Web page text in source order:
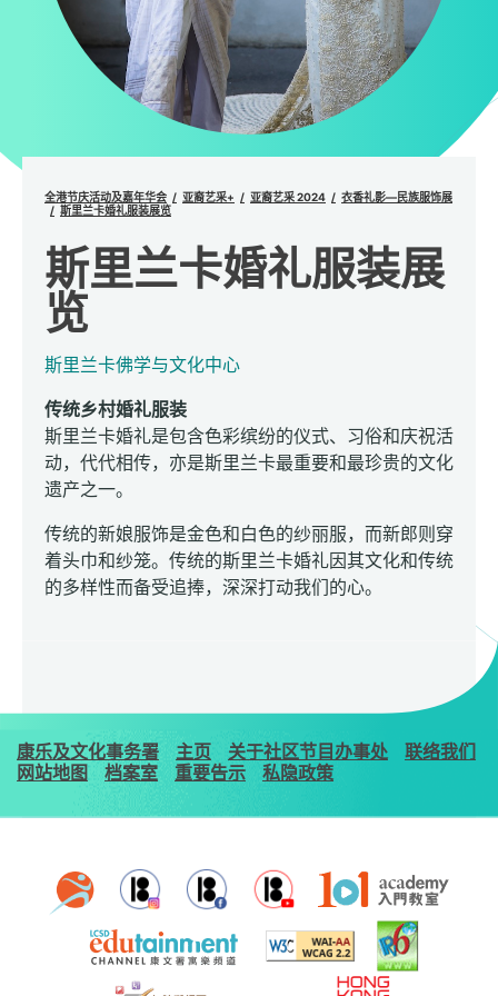
全港节庆活动及嘉年华会 亚裔艺采+ 亚裔艺采 2024
衣香礼影—民族服饰展
斯里兰卡婚礼服装展览
斯里兰卡婚礼服装展
览
斯里兰卡佛学与文化中心
传统乡村婚礼服装
斯里兰卡婚礼是包含色彩缤纷的仪式、习俗和庆祝活
动，代代相传，亦是斯里兰卡最重要和最珍贵的文化
遗产之一。
传统的新娘服饰是金色和白色的纱丽服，而新郎则穿
着头巾和纱笼。传统的斯里兰卡婚礼因其文化和传统
的多样性而备受追捧，深深打动我们的心。
康乐及文化事务署 主页 关于社区节目办事处
联络我们
网站地图
档案室 重要告示 私隐政策